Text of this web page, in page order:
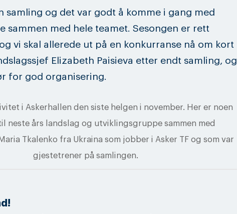
samling og det var godt å komme i gang med
sammen med hele teamet. Sesongen er rett
vi skal allerede ut på en konkurranse nå om kort
Elizabeth Paisieva etter endt samling, og
for god organisering.
i Askerhallen den siste helgen i november. Her er noen
neste års landslag og utviklingsgruppe sammen med
Tkalenko fra Ukraina som jobber i Asker TF og som var
gjestetrener på samlingen.